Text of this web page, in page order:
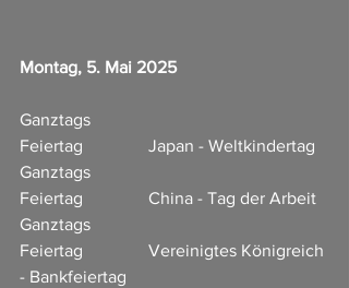
Montag, 5. Mai 2025
Ganztags
Feiertag               Japan - Weltkindertag
Ganztags
Feiertag               China - Tag der Arbeit
Ganztags
Feiertag               Vereinigtes Königreich
- Bankfeiertag